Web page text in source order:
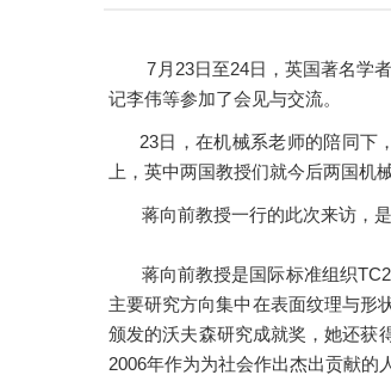
7月23日至24日，英国著名学者
记李伟等参加了会见与交流。
23日，在机械系老师的陪同下，
上，英中两国教授们就今后两国机
蒋向前教授一行的此次来访，
蒋向前教授是国际标准组织
主要研究方向集中在表面纹理与形
颁发的沃夫森研究成就奖，她还获
2006年作为为社会作出杰出贡献的